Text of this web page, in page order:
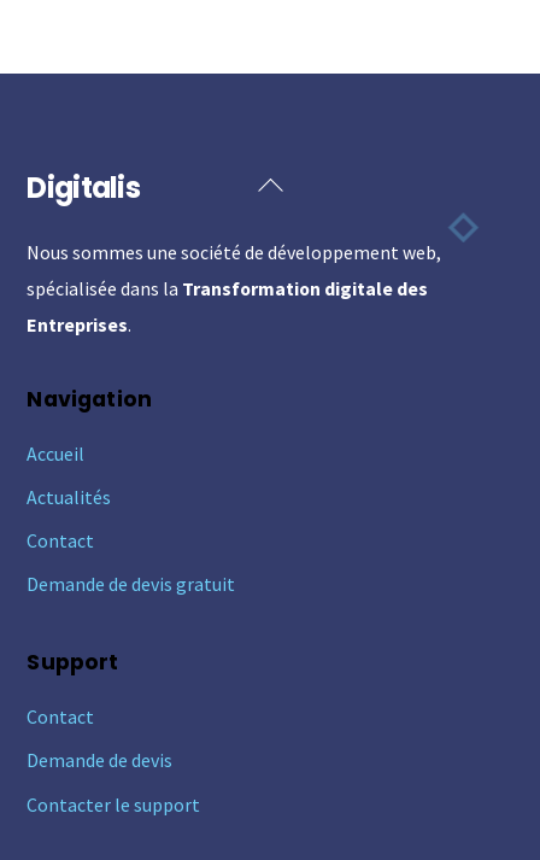
Back
Top
Digitalis
Nous sommes une société de développement web,
spécialisée dans la Transformation digitale des
Entreprises.
Navigation
Accueil
Actualités
Contact
Demande de devis gratuit
Support
Contact
Demande de devis
Contacter le support